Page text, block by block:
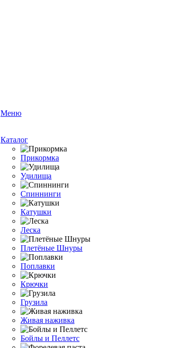
Меню
Каталог
Прикормка
Удилища
Спиннинги
Катушки
Леска
Плетёные Шнуры
Поплавки
Крючки
Грузила
Живая наживка
Бойлы и Пеллетс